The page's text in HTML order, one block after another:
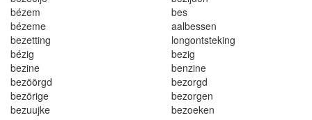
bézem
bes
bézeme
aalbessen
bezetting
longontsteking
bézig
bezig
bezine benzine
bezöörgd bezorgd
bezörige bezorgen
bezuujke
bezoeken